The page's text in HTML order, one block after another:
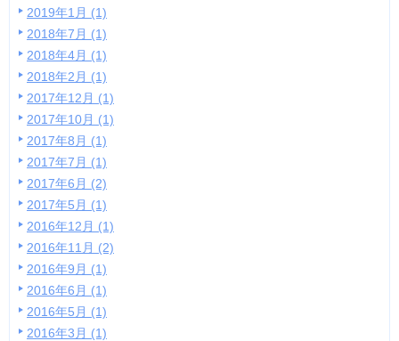
2019年1月 (1)
2018年7月 (1)
2018年4月 (1)
2018年2月 (1)
2017年12月 (1)
2017年10月 (1)
2017年8月 (1)
2017年7月 (1)
2017年6月 (2)
2017年5月 (1)
2016年12月 (1)
2016年11月 (2)
2016年9月 (1)
2016年6月 (1)
2016年5月 (1)
2016年3月 (1)